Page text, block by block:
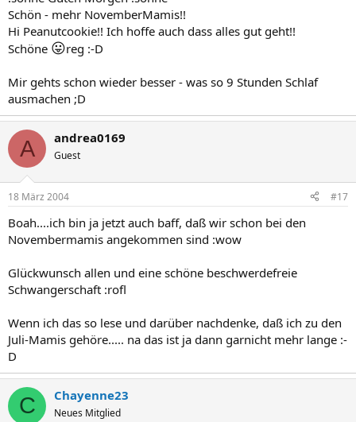
Schön - mehr NovemberMamis!!
Hi Peanutcookie!! Ich hoffe auch dass alles gut geht!!
Schöne 😛reg :-D
Mir gehts schon wieder besser - was so 9 Stunden Schlaf
ausmachen ;D
A andrea0169
Guest
18 März 2004 #17
Boah....ich bin ja jetzt auch baff, daß wir schon bei den
Novembermamis angekommen sind :wow
Glückwunsch allen und eine schöne beschwerdefreie
Schwangerschaft :rofl
Wenn ich das so lese und darüber nachdenke, daß ich zu den
Juli-Mamis gehöre..... na das ist ja dann garnicht mehr lange :-
D
C Chayenne23
Neues Mitglied